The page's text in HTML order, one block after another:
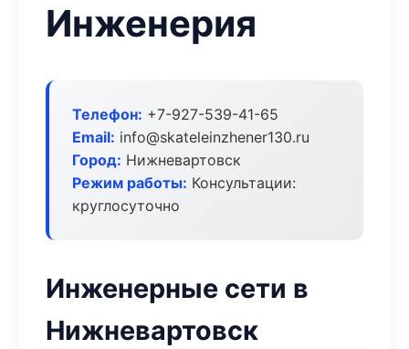
Инженерия
Телефон: +7-927-539-41-65
Email: info@skateleinzhener130.ru
Город: Нижневартовск
Режим работы: Консультации:
круглосуточно
Инженерные сети в
Нижневартовск